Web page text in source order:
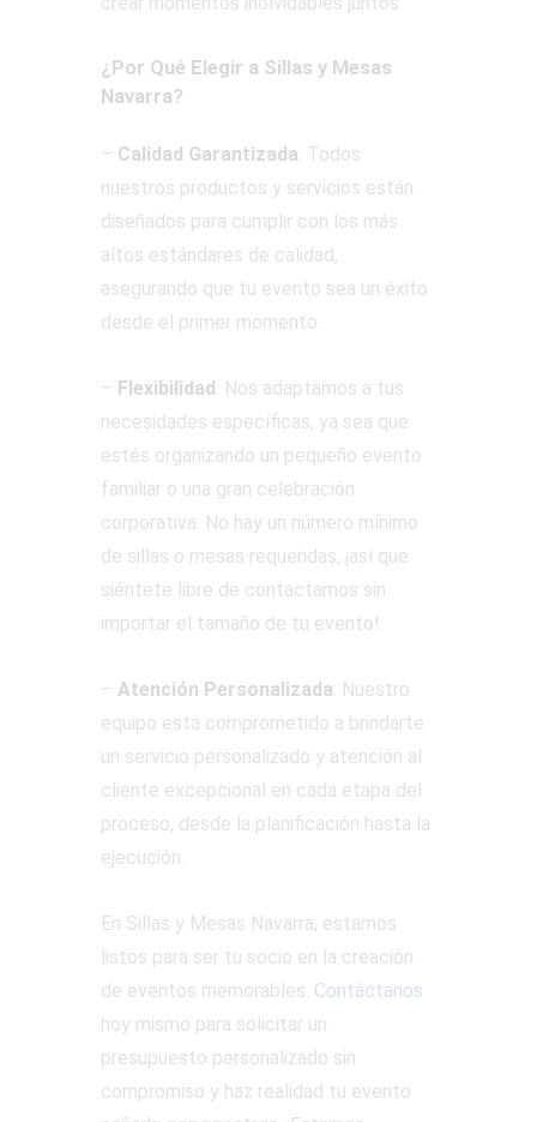
¿Por Qué Elegir a Sillas y Mesas
Navarra?
– Calidad Garantizada: Todos
nuestros productos y servicios están
diseñados para cumplir con los más
altos estándares de calidad,
asegurando que tu evento sea un éxito
desde el primer momento.
– Flexibilidad: Nos adaptamos a tus
necesidades específicas, ya sea que
estés organizando un pequeño evento
familiar o una gran celebración
corporativa. No hay un número mínimo
de sillas o mesas requeridas, ¡así que
siéntete libre de contactarnos sin
importar el tamaño de tu evento!
– Atención Personalizada: Nuestro
equipo está comprometido a brindarte
un servicio personalizado y atención al
cliente excepcional en cada etapa del
proceso, desde la planificación hasta la
ejecución.
En Sillas y Mesas Navarra, estamos
listos para ser tu socio en la creación
de eventos memorables. Contáctanos
hoy mismo para solicitar un
presupuesto personalizado sin
compromiso y haz realidad tu evento